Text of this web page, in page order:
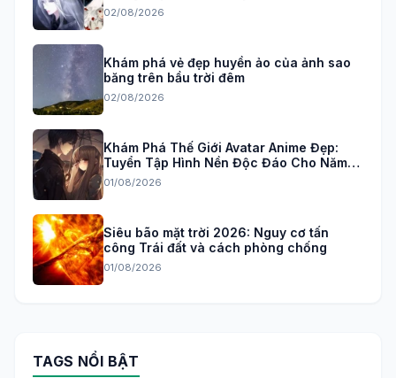
02/08/2026
Khám phá vẻ đẹp huyền ảo của ảnh sao
băng trên bầu trời đêm
02/08/2026
Khám Phá Thế Giới Avatar Anime Đẹp:
Tuyển Tập Hình Nền Độc Đáo Cho Năm
2026
01/08/2026
Siêu bão mặt trời 2026: Nguy cơ tấn
công Trái đất và cách phòng chống
01/08/2026
TAGS NỔI BẬT